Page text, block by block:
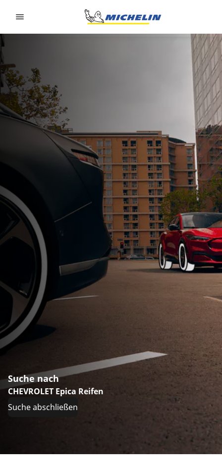
Suche nach
CHEVROLET Epica Reifen
Suche abschließen